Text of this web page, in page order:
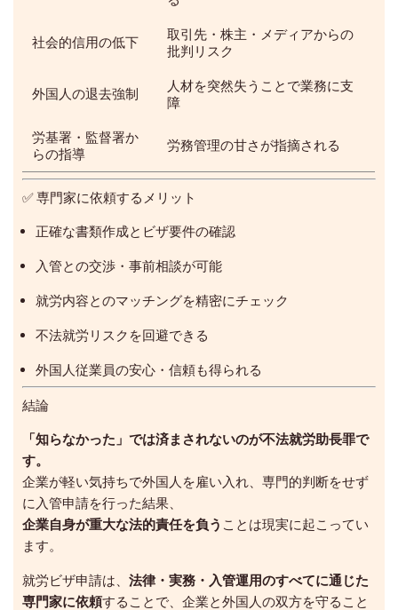
社会的信用の低下
取引先・株主・メディアからの
批判リスク
外国人の退去強制
人材を突然失うことで業務に支
障
労基署・監督署か
らの指導
労務管理の甘さが指摘される
✅ 専門家に依頼するメリット
正確な書類作成とビザ要件の確認
入管との交渉・事前相談が可能
就労内容とのマッチングを精密にチェック
不法就労リスクを回避できる
外国人従業員の安心・信頼も得られる
結論
「知らなかった」では済まされないのが不法就労助長罪で
す。
企業が軽い気持ちで外国人を雇い入れ、専門的判断をせず
に入管申請を行った結果、
企業自身が重大な法的責任を負う ことは現実に起こってい
ます。
就労ビザ申請は、 法律・実務・入管運用のすべてに通じた
専門家に依頼することで、企業と外国人の双方を守ること